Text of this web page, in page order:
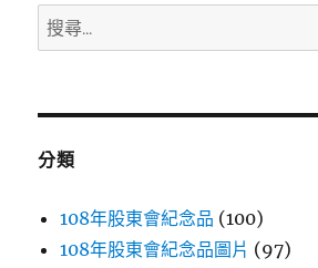
搜
尋
鍵
分類
108年股東會紀念品 (100)
108年股東會紀念品圖片 (97)